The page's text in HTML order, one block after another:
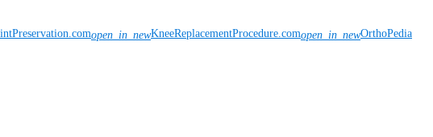
open_in_newKneeReplacementProcedure.comopen_in_newOrthoPedia